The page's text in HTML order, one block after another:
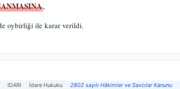
,
oybirliği ile karar verildi.
IDARI İdare Hukuku 2802 sayılı Hâkimler ve Savcılar Kanunu